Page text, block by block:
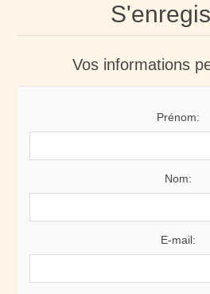
Vos informations
Prénom:
Nom:
E-mail: